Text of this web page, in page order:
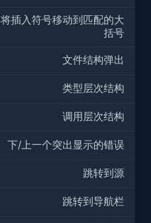
将插入符号移动到匹配的大
括号
文件结构弹出
类型层次结构
调用层次结构
下/上一个突出显示的错误
跳转到源
跳转到导航栏